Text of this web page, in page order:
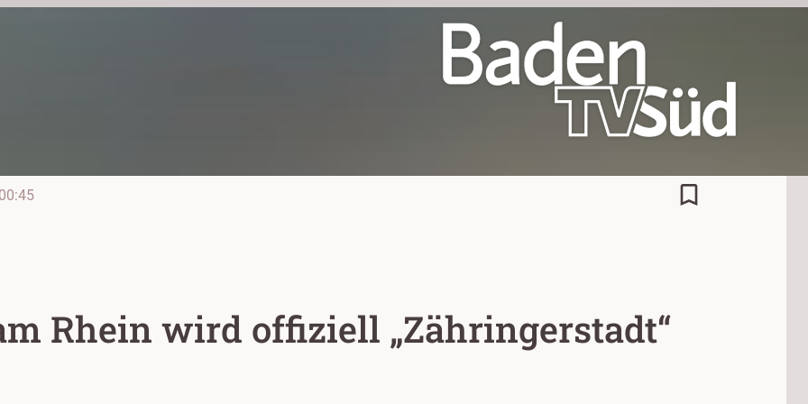
00:45 bookmark_border
Rhein wird offiziell „Zähringerstadt“